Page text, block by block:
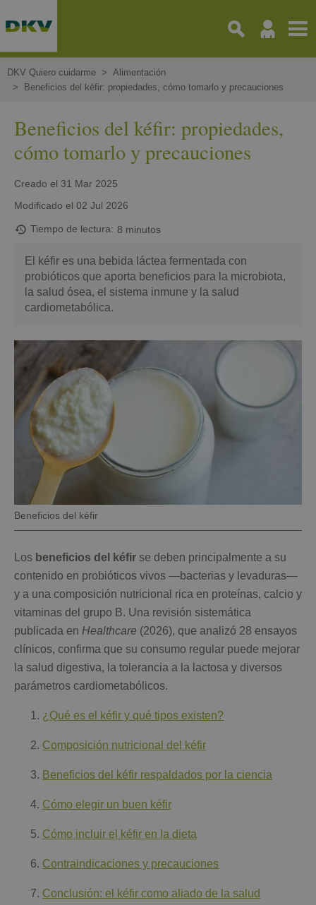
al
principal
DKV Quiero cuidarme
Alimentación
Beneficios del kéfir: propiedades, cómo tomarlo y precauciones
Beneficios del kéfir: propiedades,
cómo tomarlo y precauciones
Creado el 31 Mar 2025
Modificado el 02 Jul 2026
Tiempo de lectura 8 minutos
El kéfir es una bebida láctea fermentada con
probióticos que aporta beneficios para la microbiota,
la salud ósea, el sistema inmune y la salud
cardiometabólica.
Pie
de
Beneficios del kéfir
Los beneficios del kéfir se deben principalmente a su
contenido en probióticos vivos —bacterias y levaduras—
y a una composición nutricional rica en proteínas, calcio y
vitaminas del grupo B. Una revisión sistemática
publicada en Healthcare (2026), que analizó 28 ensayos
clínicos, confirma que su consumo regular puede mejorar
la salud digestiva, la tolerancia a la lactosa y diversos
parámetros cardiometabólicos.
¿Qué es el kéfir y qué tipos existen?
Composición nutricional del kéfir
Beneficios del kéfir respaldados por la ciencia
Cómo elegir un buen kéfir
Cómo incluir el kéfir en la dieta
Contraindicaciones y precauciones
Conclusión: el kéfir como aliado de la salud